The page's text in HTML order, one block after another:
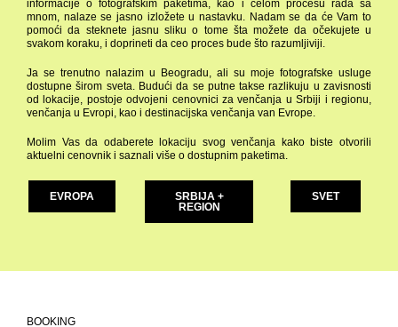
informacije o fotografskim paketima, kao i celom procesu rada sa
mnom, nalaze se jasno izložete u nastavku. Nadam se da će Vam to
pomoći da steknete jasnu sliku o tome šta možete da očekujete u
svakom koraku, i doprineti da ceo proces bude što razumljiviji.
Ja se trenutno nalazim u Beogradu, ali su moje fotografske usluge
dostupne širom sveta. Budući da se putne takse razlikuju u zavisnosti
od lokacije, postoje odvojeni cenovnici za venčanja u Srbiji i regionu,
venčanja u Evropi, kao i destinacijska venčanja van Evrope.
Molim Vas da odaberete lokaciju svog venčanja kako biste otvorili
aktuelni cenovnik i saznali više o dostupnim paketima.
EVROPA
SRBIJA +
REGION
SVET
BOOKING